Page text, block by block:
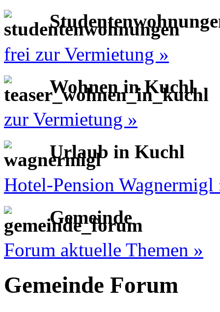
frei zur Vermietung »
Wohnen in Kuchl
zur Vermietung »
Urlaub in Kuchl
Hotel-Pension Wagnermigl
Gemeinde
Forum aktuelle Themen »
Gemeinde Forum